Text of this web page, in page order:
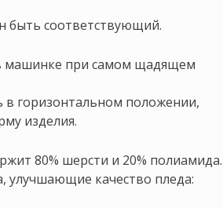
быть соответствующий.
машинке при самом щадящем
в горизонтальном положении,
изделия.
80% шерсти и 20% полиамида.
улучшающие качество пледа: